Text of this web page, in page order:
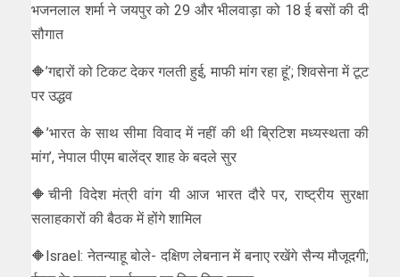
भजनलाल शर्मा ने जयपुर को 29 और भीलवाड़ा को 18 ई बसों की दी
सौगात
🔶’गद्दारों को टिकट देकर गलती हुई, माफी मांग रहा हूं’; शिवसेना में टूट
पर उद्धव
🔶’भारत के साथ सीमा विवाद में नहीं की थी ब्रिटिश मध्यस्थता की
मांग’, नेपाल पीएम बालेंद्र शाह के बदले सुर
🔶चीनी विदेश मंत्री वांग यी आज भारत दौरे पर, राष्ट्रीय सुरक्षा
सलाहकारों की बैठक में होंगे शामिल
🔶Israel: नेतन्याहू बोले- दक्षिण लेबनान में बनाए रखेंगे सैन्य मौजूदगी;